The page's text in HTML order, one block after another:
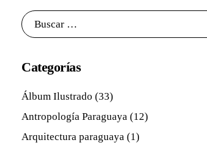
Categorías
Álbum Ilustrado (33)
Antropología Paraguaya (12)
Arquitectura paraguaya (1)